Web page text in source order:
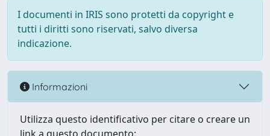
I documenti in IRIS sono protetti da copyright e
tutti i diritti sono riservati, salvo diversa
indicazione.
Informazioni
Utilizza questo identificativo per citare o creare un